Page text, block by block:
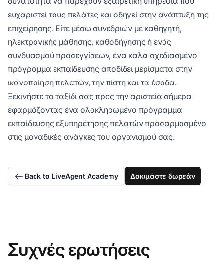
ευχαριστεί τους πελάτες και οδηγεί στην ανάπτυξη της
επιχείρησης. Είτε μέσω συνεδριών με καθηγητή,
ηλεκτρονικής μάθησης, καθοδήγησης ή ενός
συνδυασμού προσεγγίσεων, ένα καλά σχεδιασμένο
πρόγραμμα εκπαίδευσης αποδίδει μερίσματα στην
ικανοποίηση πελατών, την πίστη και τα έσοδα.
Ξεκινήστε το ταξίδι σας προς την αριστεία σήμερα
εφαρμόζοντας ένα ολοκληρωμένο πρόγραμμα
εκπαίδευσης εξυπηρέτησης πελατών προσαρμοσμένο
στις μοναδικές ανάγκες του οργανισμού σας.
Back to LiveAgent Academy Δοκιμάστε δωρεάν
Συχνές ερωτήσεις